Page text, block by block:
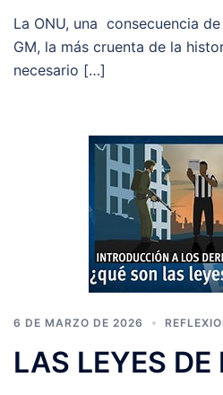
La ONU, una consecuencia
GM, la más cruenta de la
necesario […]
6 DE MARZO DE 2026
LAS LEYES DE